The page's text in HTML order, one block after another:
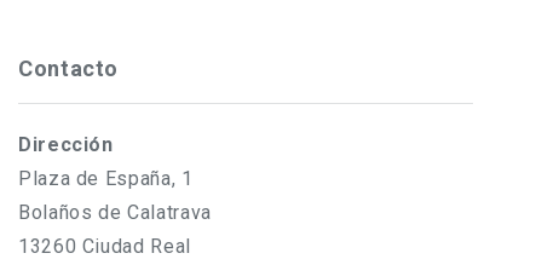
Contacto
Dirección
Plaza de España, 1
Bolaños de Calatrava
13260 Ciudad Real